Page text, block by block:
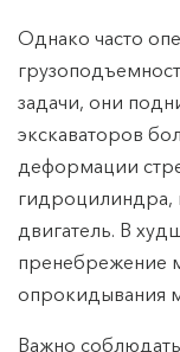
Однако часто
задачи, они
экскаваторов
деформации
гидроцилиндра,
двигатель. В
пренебрежение
опрокидывания
Важно